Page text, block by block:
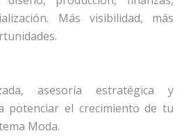
Más visibilidad, más
asesoría estratégica y
potenciar el crecimiento de tu
Moda.